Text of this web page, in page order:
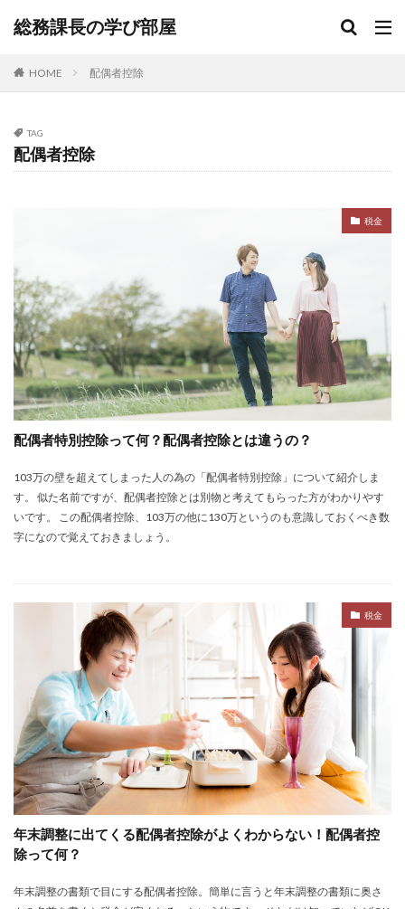
総務課長の学び部屋
HOME 配偶者控除
TAG
配偶者控除
税金
配偶者特別控除って何？配偶者控除とは違うの？
103万の壁を超えてしまった人の為の「配偶者特別控除」について紹介しま
す。 似た名前ですが、配偶者控除とは別物と考えてもらった方がわかりやす
いです。 この配偶者控除、103万の他に130万というのも意識しておくべき数
字になので覚えておきましょう。
税金
年末調整に出てくる配偶者控除がよくわからない！配偶者控
除って何？
年末調整の書類で目にする配偶者控除。簡単に言うと年末調整の書類に奥さ